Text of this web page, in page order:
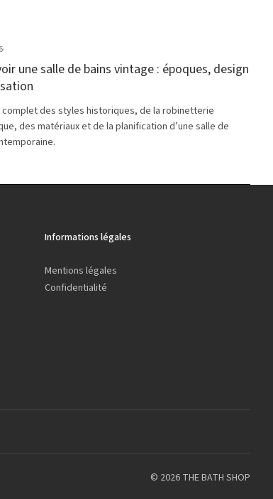
·
une salle de bains vintage : époques, design
complet des styles historiques, de la robinetterie
des matériaux et de la planification d’une salle de
Informations légales
Mentions légales
Confidentialité
© 2026 THE BATH SHOP